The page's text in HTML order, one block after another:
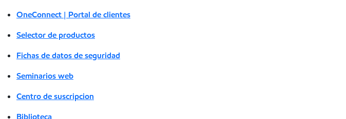
OneConnect | Portal de clientes
Selector de productos
Fichas de datos de seguridad
Seminarios web
Centro de suscripcion
Biblioteca